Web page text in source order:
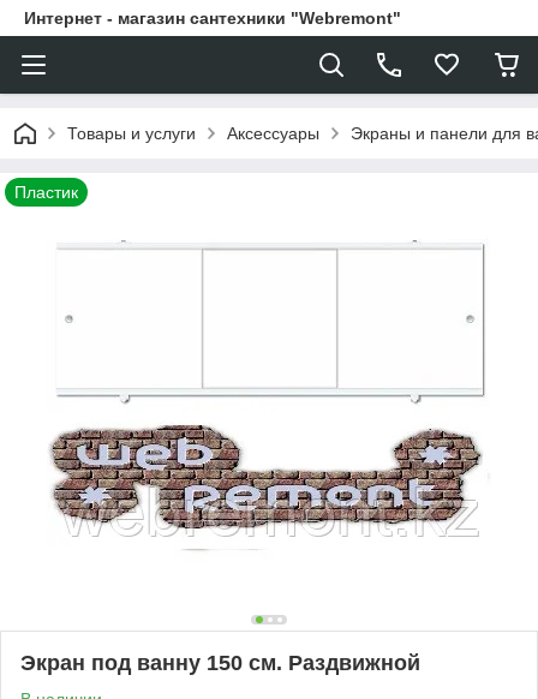
Интернет - магазин сантехники "Webremont"
Товары и услуги Аксессуары Экраны и панели для
Пластик
Экран под ванну 150 см. Раздвижной